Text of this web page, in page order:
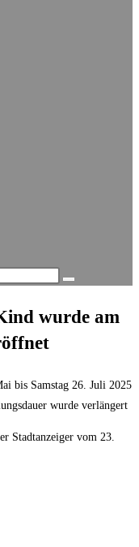
wurde am
bis Samstag 26. Juli 2025
wurde verlängert
Stadtanzeiger vom 23.